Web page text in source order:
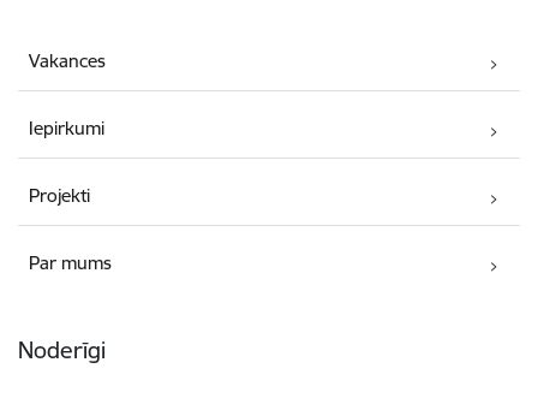
Vakances
Iepirkumi
Projekti
Par mums
Noderīgi